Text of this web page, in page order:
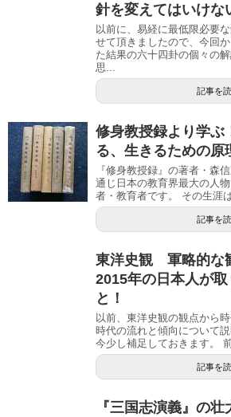
針を変えてはいけな
以前に、易経に最低限必要
せて頂きましたので、今回
た結果の六十四卦の個々の
思...
記事を
修身教授録より学ぶ
る、生きるための原
『修身教授録』の著者・森
通じ日本の教育界最大の人
者・教育者です。 その生涯
記事を
東洋史観 軍略的な
2015年の日本人が取
と！
以前、東洋史観の観点から
時代の流れと傾向について
今少し補足しておきます。
記事を
『三国志演義』の